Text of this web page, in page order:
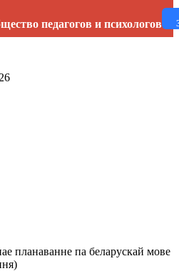
педагогов и психологов
планаванне па беларускай мове